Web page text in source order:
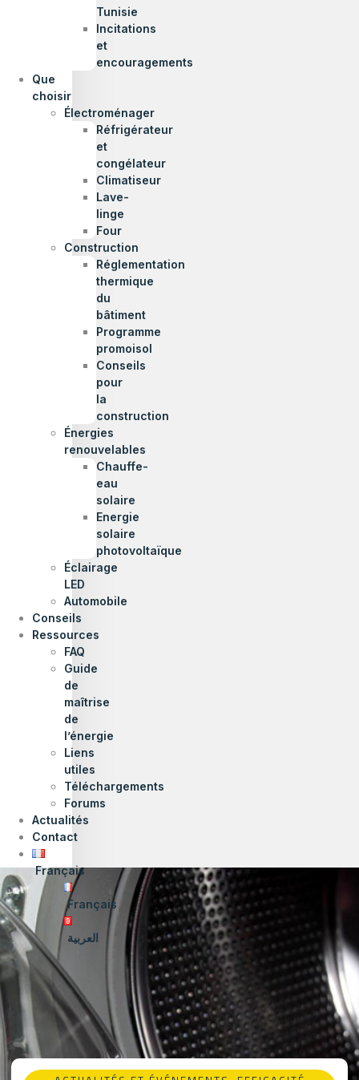
Tunisie
Incitations
et
encouragements
Que
choisir
Électroménager
Réfrigérateur
et
congélateur
Climatiseur
Lave-
linge
Four
Construction
Réglementation
thermique
du
bâtiment
Programme
promoisol
Conseils
pour
la
construction
Énergies
renouvelables
Chauffe-
eau
solaire
Energie
solaire
photovoltaïque
Éclairage
LED
Automobile
Conseils
Ressources
FAQ
Guide
de
maîtrise
de
l’énergie
Liens
utiles
Téléchargements
Forums
Actualités
Contact
Français
Français
العربية